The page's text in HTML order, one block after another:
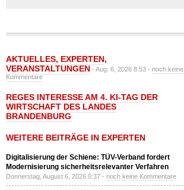
AKTUELLES, EXPERTEN,
VERANSTALTUNGEN - Aug. 6, 2026 8:53 - noch keine
Kommentare
REGES INTERESSE AM 4. KI-TAG DER
WIRTSCHAFT DES LANDES
BRANDENBURG
WEITERE BEITRÄGE IN EXPERTEN
Digitalisierung der Schiene: TÜV-Verband fordert
Modernisierung sicherheitsrelevanter Verfahren
Donnerstag, August 6, 2026 0:37 - noch keine Kommentare